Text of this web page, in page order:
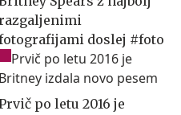
doslej #foto
po letu 2016 je